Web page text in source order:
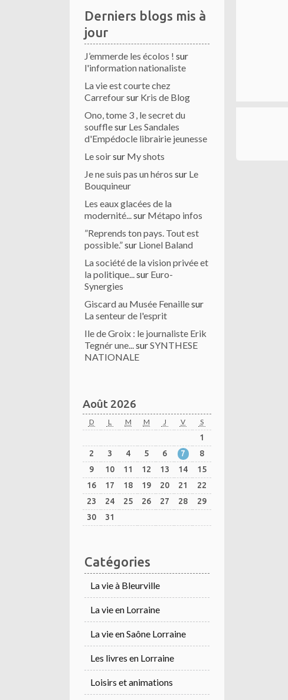
Derniers blogs mis à
jour
J’emmerde les écolos ! sur
l'information nationaliste
La vie est courte chez
Carrefoursur Kris de Blog
Ono, tome 3 , le secret du
soufflesur Les Sandales
d'Empédocle librairie jeunesse
Le soirsur My shots
Je ne suis pas un héros sur Le
Bouquineur
Les eaux glacées de la
modernité...sur Métapo infos
”Reprends ton pays. Tout est
possible.”sur Lionel Baland
La société de la vision privée et
la politique...sur Euro-
Synergies
Giscard au Musée Fenaillesur
La senteur de l'esprit
Ile de Groix : le journaliste Erik
Tegnér une...surSYNTHESE
NATIONALE
Août 2026
D L M M J V S
1
2
3 4 5 6 7
8
9
10 11 12 13 14
15
16
17 18 19 20 21
22
23
24 25 26 27 28
29
30
31
Catégories
La vie à Bleurville
La vie en Lorraine
La vie en Saône Lorraine
Les livres en Lorraine
Loisirs et animations